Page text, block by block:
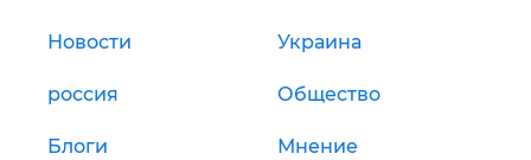
Новости Украина
россия Общество
Блоги Мнение